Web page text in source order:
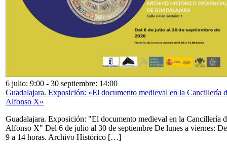
6 julio: 9:00 - 30 septiembre: 14:00
Guadalajara. Exposición: «El documento medieval en la Cancillería
Alfonso X»
Guadalajara. Exposición: "El documento medieval en la Cancillería
Alfonso X" Del 6 de julio al 30 de septiembre De lunes a viernes: De
9 a 14 horas. Archivo Histórico […]